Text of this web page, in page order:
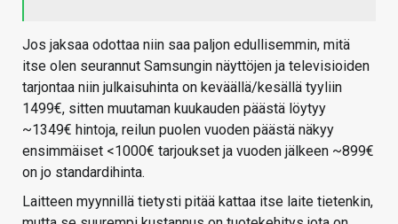
Jos jaksaa odottaa niin saa paljon edullisemmin, mitä
itse olen seurannut Samsungin näyttöjen ja televisioiden
tarjontaa niin julkaisuhinta on keväällä/kesällä tyyliin
1499€, sitten muutaman kuukauden päästä löytyy
~1349€ hintoja, reilun puolen vuoden päästä näkyy
ensimmäiset <1000€ tarjoukset ja vuoden jälkeen ~899€
on jo standardihinta.
Laitteen myynnillä tietysti pitää kattaa itse laite tietenkin,